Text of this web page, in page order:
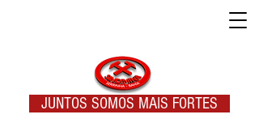
JUNTOS SOMOS MAIS FORTES